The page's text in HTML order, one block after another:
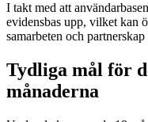
I takt med att
evidensbas upp, vilket kan
samarbeten och
Tydliga mål för
månaderna